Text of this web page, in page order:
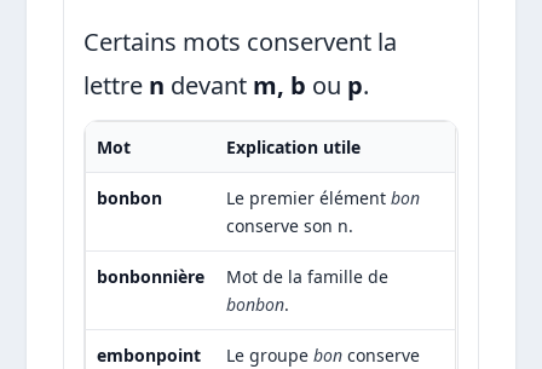
Certains mots conservent la
lettre n devant m, b ou p.
Mot Explication utile
bonbon Le premier élémentbon
conserve son n.
bonbonnière
Mot de la famille de
bonbon.
embonpoint Le groupebon conserve